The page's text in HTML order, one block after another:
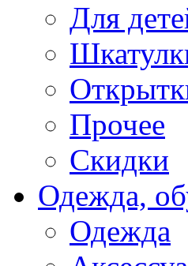
Для
Прочее
Скидки
Одежда,
Одежда